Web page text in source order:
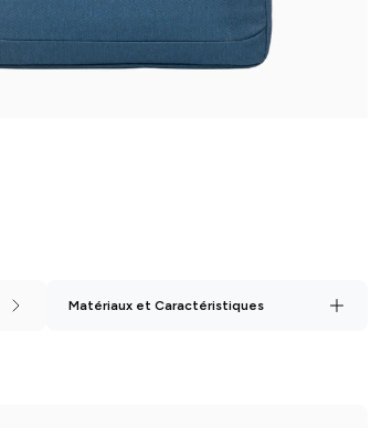
Matériaux et Caractéristiques